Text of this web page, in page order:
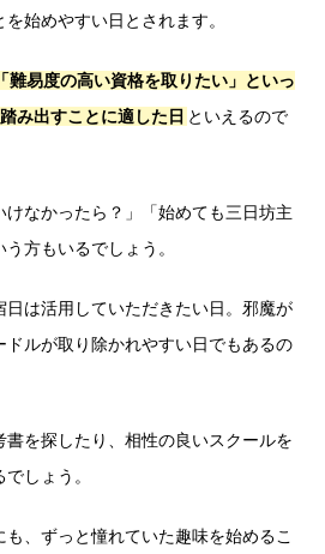
始めやすい日とされます。
難易度の高い資格を取りたい」といっ
み出すことに適した日 といえるので
けなかったら？」「始めても三日坊主
方もいるでしょう。
は活用していただきたい日。邪魔が
ドルが取り除かれやすい日でもあるの
を探したり、相性の良いスクールを
しょう。
、ずっと憧れていた趣味を始めるこ